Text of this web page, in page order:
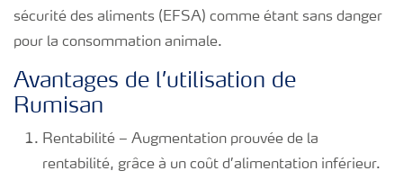
sécurité des aliments (EFSA) comme étant sans danger
pour la consommation animale.
Avantages de l’utilisation de
Rumisan
Rentabilité – Augmentation prouvée de la
rentabilité, grâce à un coût d’alimentation inférieur.